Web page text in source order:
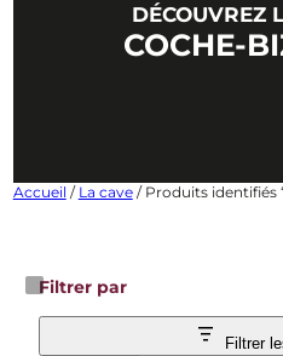
DÉCOUVREZ
COCHE-
Accueil / La cave/ Produits identifiés
Filtrer par
Filtrer